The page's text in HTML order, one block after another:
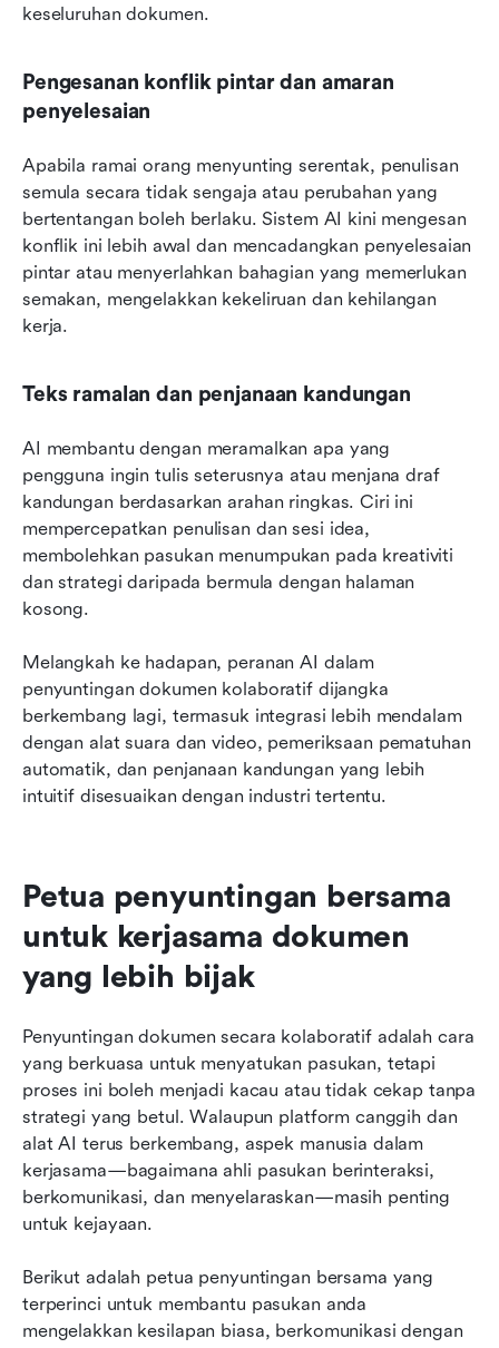
keseluruhan dokumen.
Pengesanan konflik pintar dan amaran
penyelesaian
Apabila ramai orang menyunting serentak, penulisan
semula secara tidak sengaja atau perubahan yang
bertentangan boleh berlaku. Sistem AI kini mengesan
konflik ini lebih awal dan mencadangkan penyelesaian
pintar atau menyerlahkan bahagian yang memerlukan
semakan, mengelakkan kekeliruan dan kehilangan
kerja.
Teks ramalan dan penjanaan kandungan
AI membantu dengan meramalkan apa yang
pengguna ingin tulis seterusnya atau menjana draf
kandungan berdasarkan arahan ringkas. Ciri ini
mempercepatkan penulisan dan sesi idea,
membolehkan pasukan menumpukan pada kreativiti
dan strategi daripada bermula dengan halaman
kosong.
Melangkah ke hadapan, peranan AI dalam
penyuntingan dokumen kolaboratif dijangka
berkembang lagi, termasuk integrasi lebih mendalam
dengan alat suara dan video, pemeriksaan pematuhan
automatik, dan penjanaan kandungan yang lebih
intuitif disesuaikan dengan industri tertentu.
Petua penyuntingan bersama
untuk kerjasama dokumen
yang lebih bijak
Penyuntingan dokumen secara kolaboratif adalah cara
yang berkuasa untuk menyatukan pasukan, tetapi
proses ini boleh menjadi kacau atau tidak cekap tanpa
strategi yang betul. Walaupun platform canggih dan
alat AI terus berkembang, aspek manusia dalam
kerjasama—bagaimana ahli pasukan berinteraksi,
berkomunikasi, dan menyelaraskan—masih penting
untuk kejayaan.
Berikut adalah petua penyuntingan bersama yang
terperinci untuk membantu pasukan anda
mengelakkan kesilapan biasa, berkomunikasi dengan